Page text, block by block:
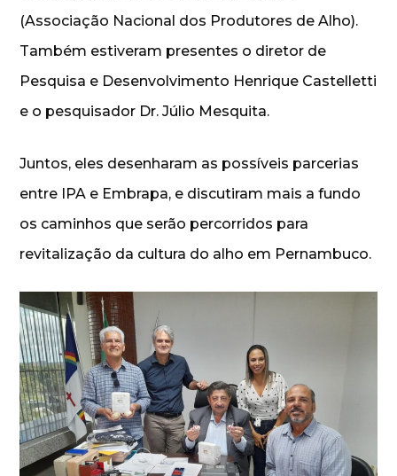
(Associação Nacional dos Produtores de Alho).
Também estiveram presentes o diretor de
Pesquisa e Desenvolvimento Henrique Castelletti
e o pesquisador Dr. Júlio Mesquita.
Juntos, eles desenharam as possíveis parcerias
entre IPA e Embrapa, e discutiram mais a fundo
os caminhos que serão percorridos para
revitalização da cultura do alho em Pernambuco.